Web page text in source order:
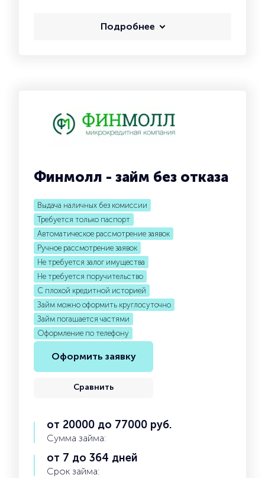
Подробнее
Финмолл - займ без отказа
Выдача наличных без комиссии
Требуется только паспорт
Автоматическое рассмотрение заявок
Ручное рассмотрение заявок
Не требуется залог имущества
Не требуется поручительство
С плохой кредитной историей
Займ можно оформить круглосуточно
Займ погашается частями
Оформление по телефону
Оформить заявку
Сравнить
от 20000 до 77000 руб.
Сумма займа:
от 7 до 364 дней
Срок займа: